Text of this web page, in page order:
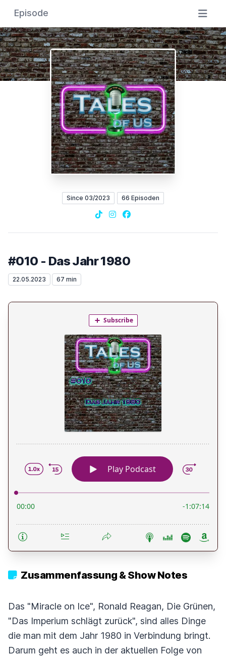
Episode
Since 03/2023 66 Episoden
TikTokInstagram
Facebook
#010 - Das Jahr 1980
22.05.2023 67 min
Zusammenfassung & Show Notes
Das "Miracle on Ice", Ronald Reagan, Die Grünen,
"Das Imperium schlägt zurück", sind alles Dinge
die man mit dem Jahr 1980 in Verbindung bringt.
Darum geht es auch in der aktuellen Folge von